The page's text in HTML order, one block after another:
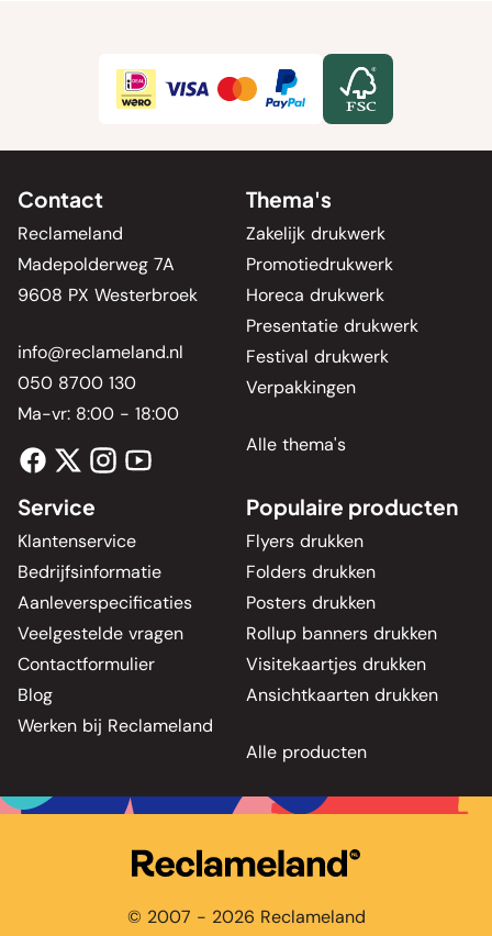
Contact
Reclameland
Madepolderweg 7A
9608 PX Westerbroek
info@reclameland.nl
050 8700 130
Ma-vr: 8:00 - 18:00
Thema's
Zakelijk drukwerk
Promotiedrukwerk
Horeca drukwerk
Presentatie drukwerk
Festival drukwerk
Verpakkingen
Alle thema's
Service
Klantenservice
Bedrijfsinformatie
Aanleverspecificaties
Veelgestelde vragen
Contactformulier
Blog
Werken bij Reclameland
Populaire producten
Flyers drukken
Folders drukken
Posters drukken
Rollup banners drukken
Visitekaartjes drukken
Ansichtkaarten drukken
Alle producten
© 2007 - 2026 Reclameland